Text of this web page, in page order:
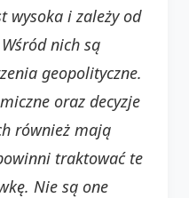
wysoka i zależy od
nich są
geopolityczne.
oraz decyzje
również mają
traktować te
Nie są one